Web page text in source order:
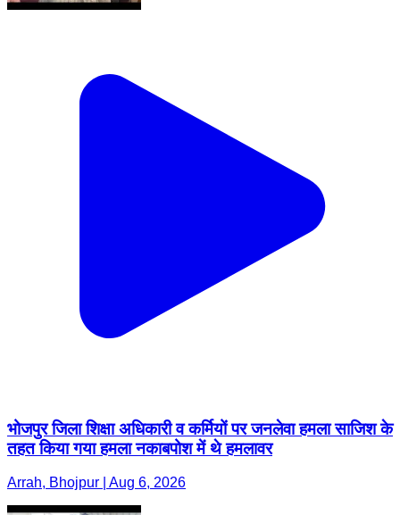
भोजपुर जिला शिक्षा अधिकारी व कर्मियों पर जनलेवा हमला साजिश के
तहत किया गया हमला नकाबपोश में थे हमलावर
Arrah, Bhojpur | Aug 6, 2026